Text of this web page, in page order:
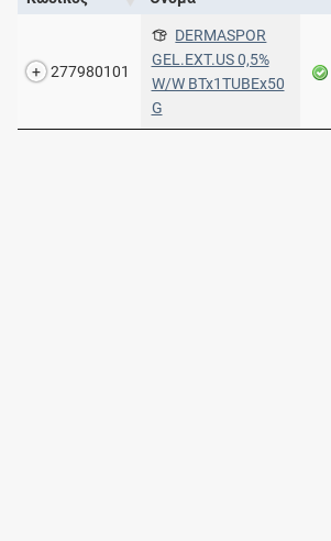
277980101
DERMASPOR
GEL.EXT.US 0,5%
W/W BTx1TUBEx50
G